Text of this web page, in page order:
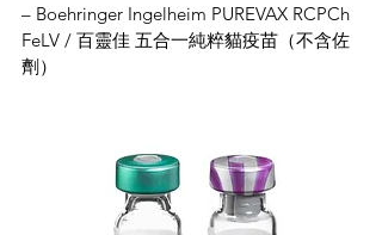
– Boehringer Ingelheim PUREVAX RCPCh
FeLV / 百靈佳 五合一純粹貓疫苗（不含佐
劑）